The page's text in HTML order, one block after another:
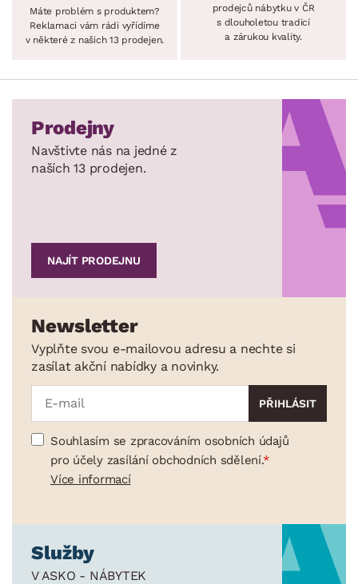
Máte problém s produktem?
Reklamaci vám rádi vyřídíme
v některé z našich 13 prodejen.
prodejců nábytku v ČR
s dlouholetou tradicí
a zárukou kvality.
Prodejny
Navštivte nás na jedné z
naších 13 prodejen.
NAJÍT PRODEJNU
Newsletter
Vyplňte svou e-mailovou adresu a nechte si
zasílat akční nabídky a novinky.
Souhlasím se zpracováním osobních údajů
pro účely zasílání obchodních sdělení.
Více informací
Služby
V ASKO - NÁBYTEK